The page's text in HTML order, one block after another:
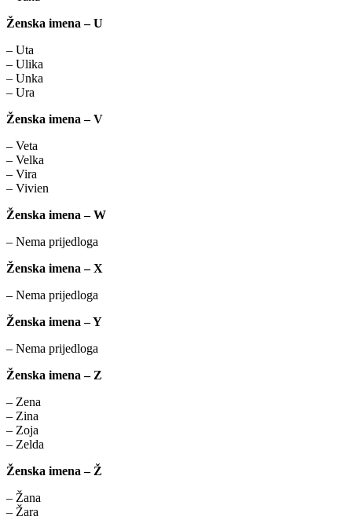
Ženska imena – U
– Uta
– Ulika
– Unka
– Ura
Ženska imena – V
– Veta
– Velka
– Vira
– Vivien
Ženska imena – W
– Nema prijedloga
Ženska imena – X
– Nema prijedloga
Ženska imena – Y
– Nema prijedloga
Ženska imena – Z
– Zena
– Zina
– Zoja
– Zelda
Ženska imena – Ž
– Žana
– Žara